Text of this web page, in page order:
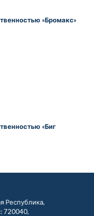
«Бромакс»
«Биг
Республика,
720040,